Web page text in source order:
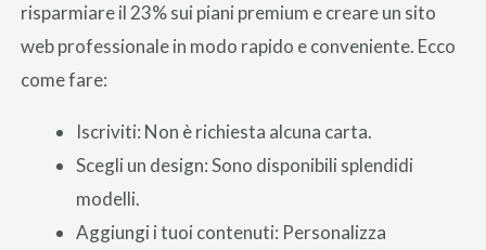
risparmiare il 23% sui piani premium e creare un sito
web professionale in modo rapido e conveniente. Ecco
come fare:
Iscriviti: Non è richiesta alcuna carta.
Scegli un design: Sono disponibili splendidi
modelli.
Aggiungi i tuoi contenuti: Personalizza